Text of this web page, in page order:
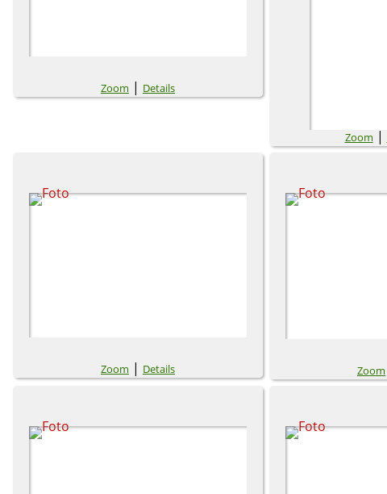
Zoom | Details
Zoom |
Zoom | Details Zoom